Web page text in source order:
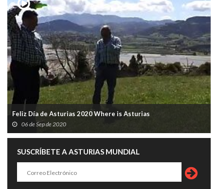
Feliz Día de Asturias 2020 Where is Asturias
06 de Sep de 2020
SUSCRÍBETE A ASTURIAS MUNDIAL